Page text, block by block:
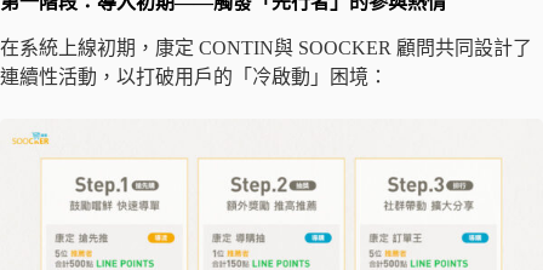
在系統上線初期，康定 CONTIN與 SOOCKER 顧問共同設計了
連續性活動，以打破用戶的「冷啟動」困境：